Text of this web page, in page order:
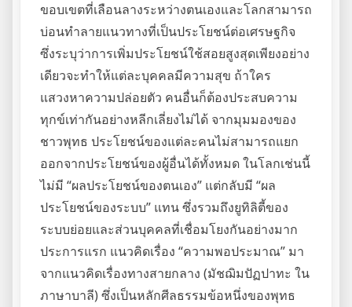
ขอบเขตที่เลือนลางระหว่างตนเองและโลกสามารถ
บ่อนทำลายแนวทางที่เป็นประโยชน์ต่อเศรษฐกิจ
ซึ่งระบุว่าการเพิ่มประโยชน์ใช้สอยสูงสุดเพียงอย่าง
เดียวจะทำให้แต่ละบุคคลมีความสุข ถ้าใคร
แสวงหาความปล่อยตัว คนอื่นก็ต้องประสบความ
ทุกข์เท่ากันอย่างหลีกเลี่ยงไม่ได้ จากมุมมองของ
ชาวพุทธ ประโยชน์ของแต่ละคนไม่สามารถแยก
ออกจากประโยชน์ของผู้อื่นได้ทั้งหมด ในโลกเช่นนี้
ไม่มี “ผลประโยชน์ของตนเอง” แต่กลับมี “ผล
ประโยชน์ของระบบ” แทน ซึ่งรวมถึงยูทิลิตี้ของ
ระบบย่อยและส่วนบุคคลที่เชื่อมโยงกันอย่างมาก
ประการแรก แนวคิดเรื่อง “ความพอประมาณ” มา
จากแนวคิดเรื่องทางสายกลาง (มัชฌิมปัฏปาทะ ใน
ภาษาบาลี) ซึ่งเป็นหลักศีลธรรมข้อหนึ่งของพุทธ